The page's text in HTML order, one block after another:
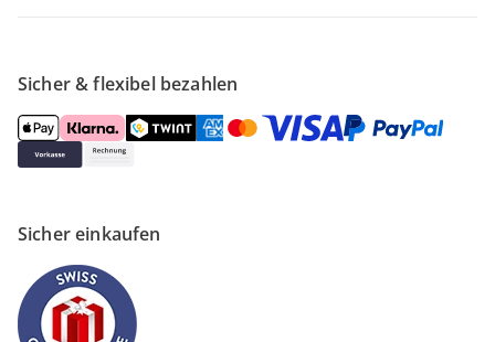
Sicher & flexibel bezahlen
Sicher einkaufen